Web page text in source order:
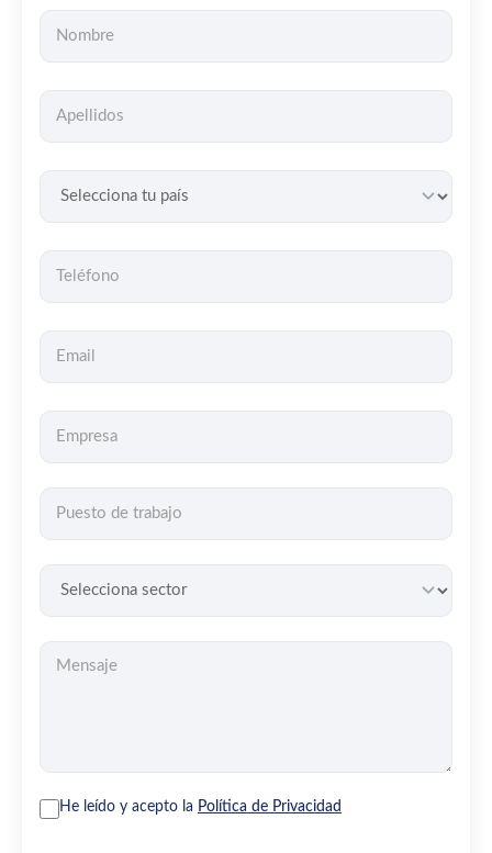
He leído y acepto la Política de Privacidad